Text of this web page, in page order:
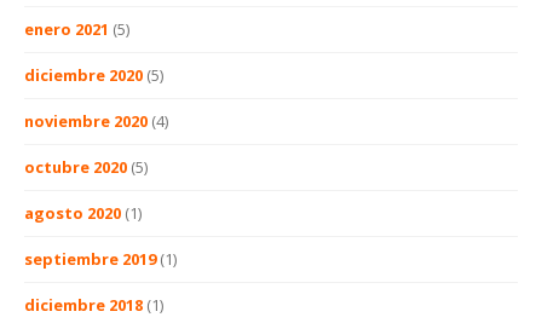
enero 2021 (5)
diciembre 2020 (5)
noviembre 2020 (4)
octubre 2020 (5)
agosto 2020 (1)
septiembre 2019(1)
diciembre 2018 (1)